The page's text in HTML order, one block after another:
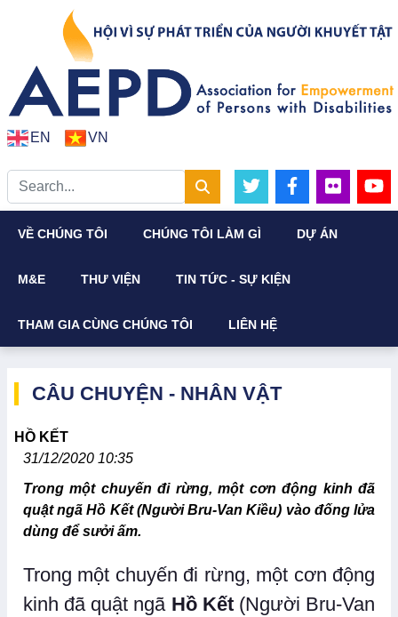
EN VN
VỀ CHÚNG TÔI CHÚNG TÔI LÀM GÌ DỰ ÁN
M&E THƯ VIỆN TIN TỨC - SỰ KIỆN
THAM GIA CÙNG CHÚNG TÔI LIÊN HỆ
CÂU CHUYỆN - NHÂN VẬT
HỒ KẾT
31/12/2020 10:35
Trong một chuyến đi rừng, một cơn động kinh đã
quật ngã Hồ Kết (Người Bru-Van Kiều) vào đống lửa
dùng để sưởi ấm.
Trong một chuyến đi rừng, một cơn động
kinh đã quật ngã Hồ Kết(Người Bru-Van